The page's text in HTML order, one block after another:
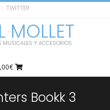
TWITTER
MOLLET
MUSICALES Y ACCESORIOS
Bookk 3